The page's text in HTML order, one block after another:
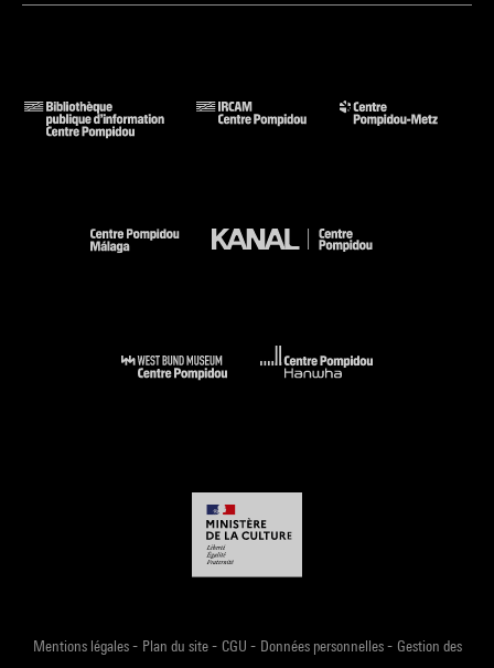
Mentions légales- Plan du site- CGU - Données personnelles- Gestion des